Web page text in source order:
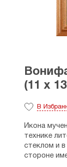
(11 х
В
Икона
технике
стеклом и
стороне